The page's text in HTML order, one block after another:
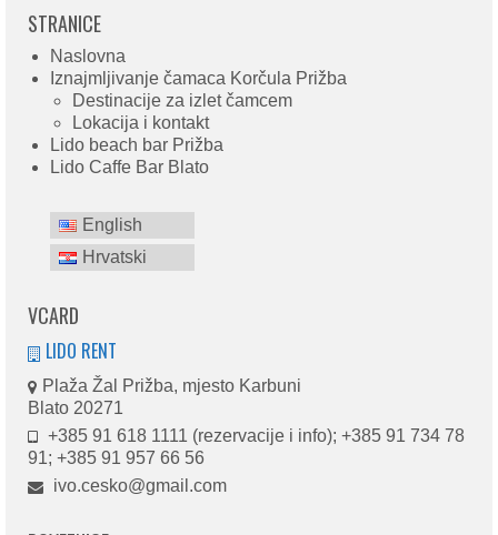
STRANICE
Naslovna
Iznajmljivanje čamaca Korčula Prižba
Destinacije za izlet čamcem
Lokacija i kontakt
Lido beach bar Prižba
Lido Caffe Bar Blato
English
Hrvatski
VCARD
LIDO RENT
Plaža Žal Prižba, mjesto Karbuni
Blato 20271
+385 91 618 1111 (rezervacije i info); +385 91 734 78
91; +385 91 957 66 56
ivo.cesko@gmail.com